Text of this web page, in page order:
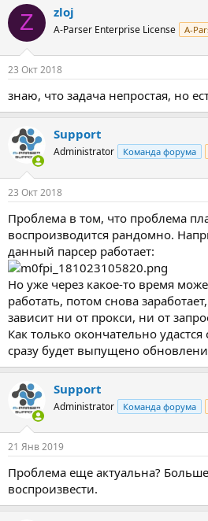
Z zloj
A-Parser Enterprise License A-
23 Окт 2018
знаю, что задача непростая, но
Support
Administrator Команда форума
23 Окт 2018
Проблема в том, что проблема
воспроизводится рандомно.
данный парсер работает:
Но уже через какое-то время
работать, потом снова
зависит ни от прокси, ни от
Как только окончательно
сразу будет выпущено
Support
Administrator Команда форума
21 Янв 2019
Проблема еще актуальна? Больше
воспроизвести.